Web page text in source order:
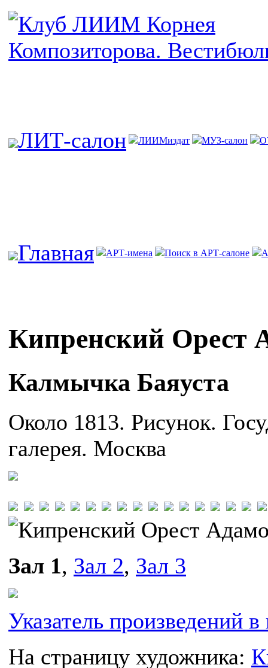
ЛИТ-салон ЛИИМиздат МУЗ-салон
Главная АРТ-имена Поиск в АРТ-салоне
Кипренский Орест
Калмычка Баяуста
Около 1813. Рисунок.
галерея. Москва
Зал 1, Зал 2, Зал 3
Указатель произведений в
На страницу художника: